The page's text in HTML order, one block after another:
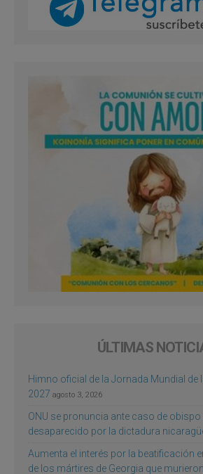
ÚLTIMAS
Himno oficial de la Jornada Mundial de
2027 agosto 3, 2026
ONU se pronuncia ante caso de
desaparecido por la dictadura
Aumenta el interés por la beatificación
de los mártires de Georgia que